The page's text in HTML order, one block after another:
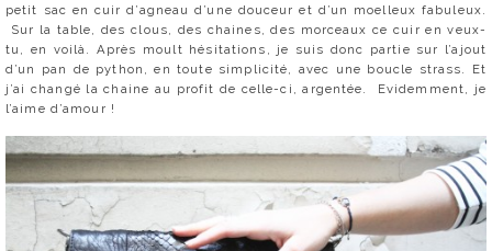
petit sac en cuir d’agneau d’une douceur et d’un moelleux fabuleux.
Sur la table, des clous, des chaines, des morceaux ce cuir en veux-
tu, en voilà. Après moult hésitations, je suis donc partie sur l’ajout
d’un pan de python, en toute simplicité, avec une boucle strass. Et
j’ai changé la chaine au profit de celle-ci, argentée. Evidemment, je
l’aime d’amour !